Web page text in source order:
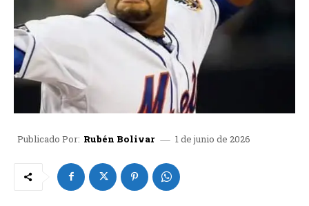
Publicado Por: Rubén Bolivar 1 de junio de 2026